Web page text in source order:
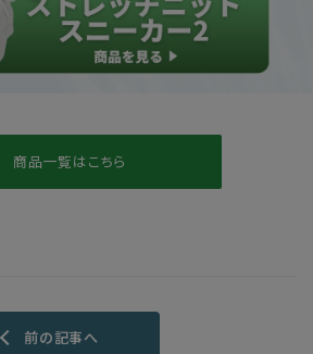
商品一覧はこちら
前の記事へ